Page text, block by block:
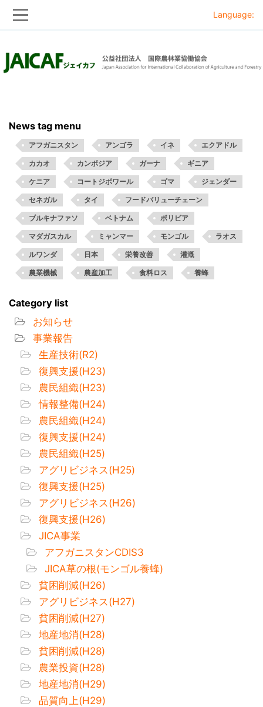
to
to
Language:
News tag menu
アフガニスタン アンゴラ イネ エクアドル
カカオ カンボジア ガーナ ギニア
ケニア コートジボワール ゴマ ジェンダー
セネガル タイ フードバリューチェーン
ブルキナファソ ベトナム ボリビア
マダガスカル ミャンマー モンゴル ラオス
ルワンダ 日本 栄養改善 灌漑
農業機械 農産加工 食料ロス 養蜂
Category list
お知らせ
事業報告
生産技術(R2)
復興支援(H23)
農民組織(H23)
情報整備(H24)
農民組織(H24)
復興支援(H24)
農民組織(H25)
アグリビジネス(H25)
復興支援(H25)
アグリビジネス(H26)
復興支援(H26)
JICA事業
アフガニスタンCDIS3
JICA草の根(モンゴル養蜂)
貧困削減(H26)
アグリビジネス(H27)
貧困削減(H27)
地産地消(H28)
貧困削減(H28)
農業投資(H28)
地産地消(H29)
品質向上(H29)